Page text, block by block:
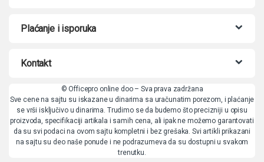
Plaćanje i isporuka
Kontakt
© Officepro online doo – Sva prava zadržana
Sve cene na sajtu su iskazane u dinarima sa uračunatim porezom, i plaćanje
se vrši isključivo u dinarima. Trudimo se da budemo što precizniji u opisu
proizvoda, specifikaciji artikala i samih cena, ali ipak ne možemo garantovati
da su svi podaci na ovom sajtu kompletni i bez grešaka. Svi artikli prikazani
na sajtu su deo naše ponude i ne podrazumeva da su dostupni u svakom
trenutku.